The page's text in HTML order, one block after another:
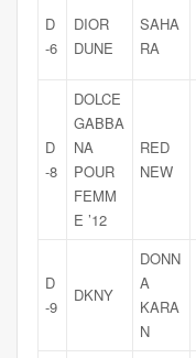
D
-6
DIOR
DUNE
SAHA
RA
D
-8
DOLCE
GABBA
NA
POUR
FEMM
E ’12
RED
NEW
D
-9
DKNY
DONN
A
KARA
N